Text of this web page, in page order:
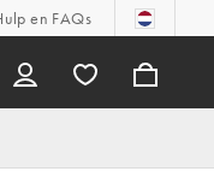
en FAQs